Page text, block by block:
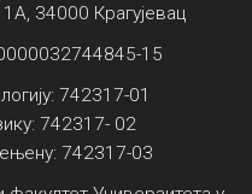
34000 Крагујевац
15
742317-01
742317- 02
742317-03